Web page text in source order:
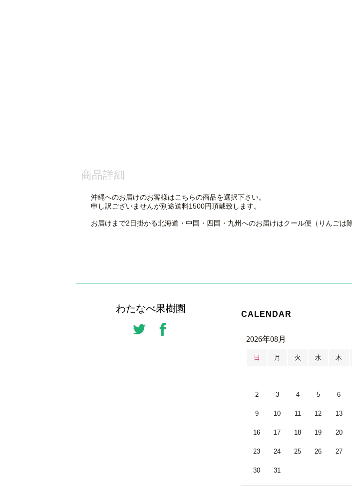
商品詳細
沖縄へのお届けのお客様はこちらの商品を選択下さい。
申し訳ございませんが別途送料1500円頂戴致します。
お届けまで2日掛かる北海道・中国・四国・九州へのお届けはクール便（りんごは
わたなべ果樹園
CALENDAR
2026年08月
日 月 火 水 木
2 3 4 5 6
9 10 11 12 13
16 17 18 19 20
23 24 25 26 27
30 31